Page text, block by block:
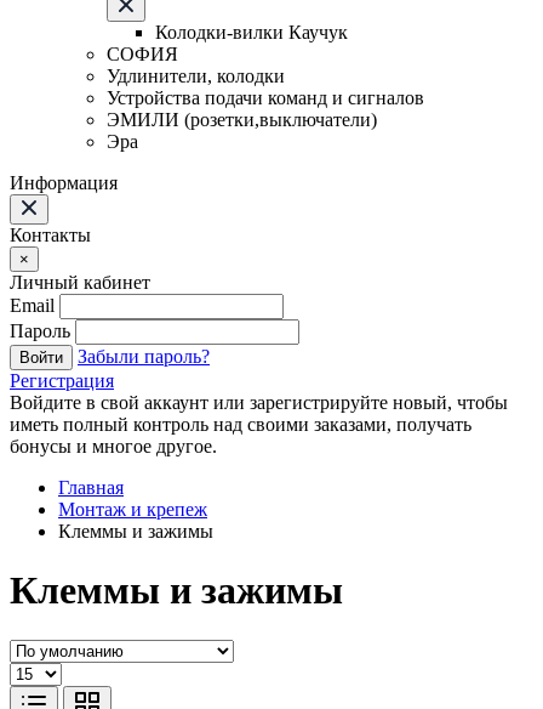
Колодки-вилки Каучук
СОФИЯ
Удлинители, колодки
Устройства подачи команд и сигналов
ЭМИЛИ (розетки,выключатели)
Эра
Информация
Контакты
×
Личный кабинет
Email
Пароль
Войти
Забыли пароль?
Регистрация
Войдите в свой аккаунт или зарегистрируйте новый, чтобы
иметь полный контроль над своими заказами, получать
бонусы и многое другое.
Главная
Монтаж и крепеж
Клеммы и зажимы
Клеммы и зажимы